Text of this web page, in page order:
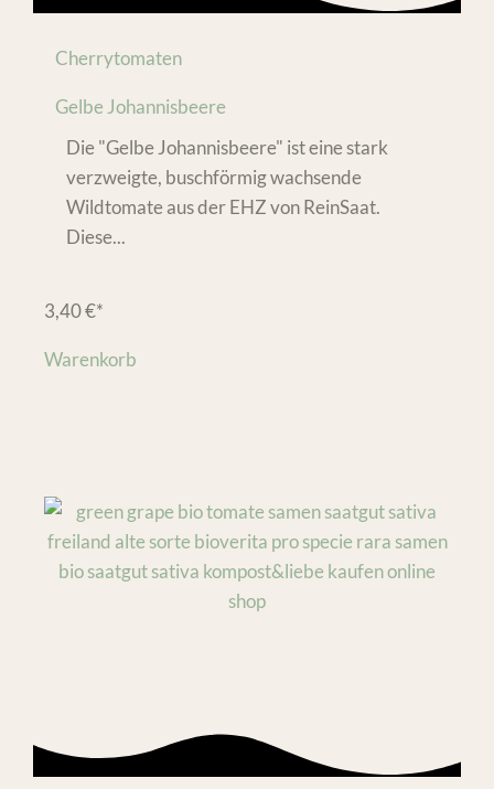
Cherrytomaten
Gelbe Johannisbeere
Die "Gelbe Johannisbeere" ist eine stark
verzweigte, buschförmig wachsende
Wildtomate aus der EHZ von ReinSaat.
Diese...
3,40€*
Warenkorb